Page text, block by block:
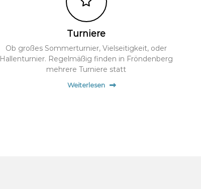
Turniere
Ob großes Sommerturnier, Vielseitigkeit, oder
Hallenturnier. Regelmäßig finden in Fröndenberg
mehrere Turniere statt
Weiterlesen